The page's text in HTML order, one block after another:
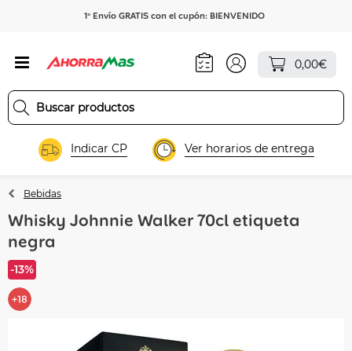
1º Envío GRATIS con el cupón: BIENVENIDO
0,00€
Indicar CP Ver horarios de entrega
Bebidas
Whisky Johnnie Walker 70cl etiqueta
negra
-13%